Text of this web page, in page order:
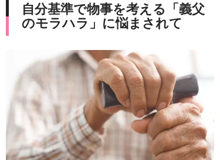
自分基準で物事を考える「義父
のモラハラ」に悩まされて